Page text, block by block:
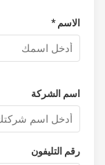
الاسم *
اسم الشركة
رقم التليفون